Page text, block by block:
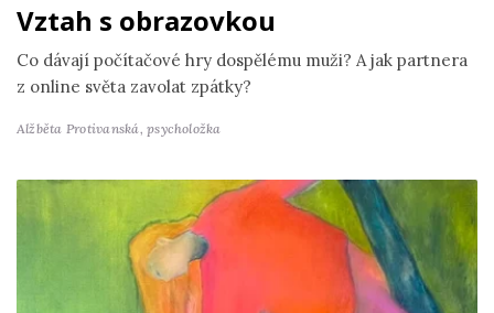
Vztah s obrazovkou
Co dávají počítačové hry dospělému muži? A jak partnera
z online světa zavolat zpátky?
Alžběta Protivanská,psycholožka